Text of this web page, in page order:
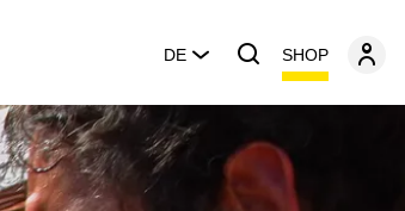
DE SHOP